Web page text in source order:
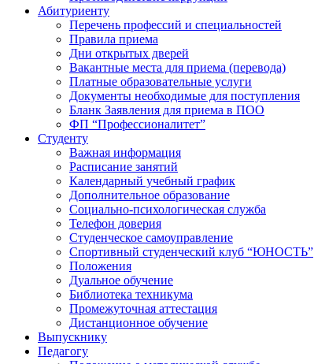
Абитуриенту
Перечень профессий и специальностей
Правила приема
Дни открытых дверей
Вакантные места для приема (перевода)
Платные образовательные услуги
Документы необходимые для поступления
Бланк Заявления для приема в ПОО
ФП “Профессионалитет”
Студенту
Важная информация
Расписание занятий
Календарный учебный график
Дополнительное образование
Социально-психологическая служба
Телефон доверия
Студенческое самоуправление
Спортивный студенческий клуб “ЮНОСТЬ”
Положения
Дуальное обучение
Библиотека техникума
Промежуточная аттестация
Дистанционное обучение
Выпускнику
Педагогу